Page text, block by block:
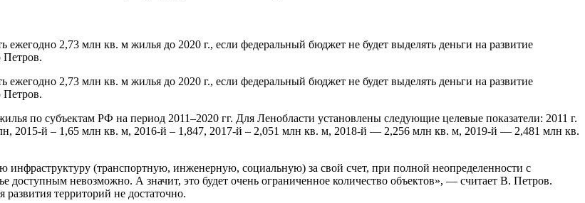
2,73 млн кв. м жилья до 2020 г., если федеральный бюджет не будет выделять деньги на развитие
Петров.
2,73 млн кв. м жилья до 2020 г., если федеральный бюджет не будет выделять деньги на развитие
Петров.
по субъектам РФ на период 2011–2020 гг. Для Ленобласти установлены следующие целевые показатели: 2011 г.
2015-й – 1,65 млн кв. м, 2016-й – 1,847, 2017-й – 2,051 млн кв. м, 2018-й — 2,256 млн кв. м, 2019-й — 2,481 млн кв.
(транспортную, инженерную, социальную) за свой счет, при полной неопределенности с
доступным невозможно. А значит, это будет очень ограниченное количество объектов», — считает В. Петров.
территорий не достаточно.